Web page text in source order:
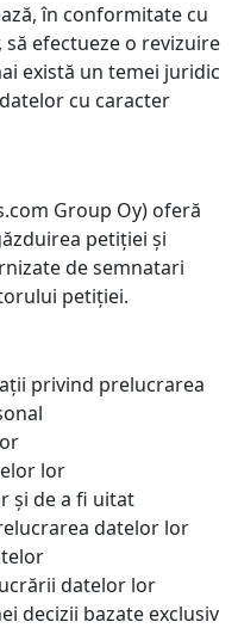
în conformitate cu
efectueze o revizuire
există un temei juridic
cu caracter
Group Oy) oferă
petiției și
de semnatari
petiției.
privind prelucrarea
lor
și de a fi uitat
datelor lor
datelor lor
decizii bazate exclusiv